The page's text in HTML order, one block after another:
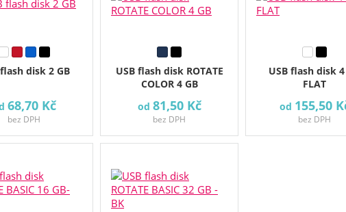
disk 2 GB
68,70 Kč
bez DPH
USB flash disk ROTATE
COLOR 4 GB
od 81,50 Kč
bez DPH
USB flash disk 4
FLAT
od 155,50
bez DPH